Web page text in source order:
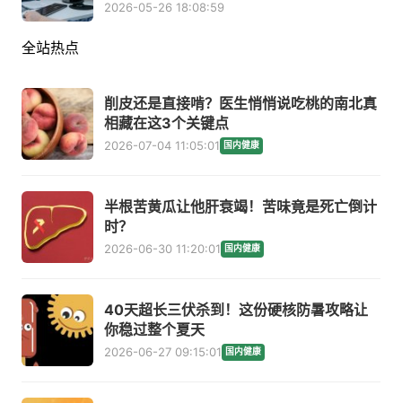
2026-05-26 18:08:59
全站热点
削皮还是直接啃？医生悄悄说吃桃的南北真
相藏在这3个关键点
2026-07-04 11:05:01 国内健康
半根苦黄瓜让他肝衰竭！苦味竟是死亡倒计
时？
2026-06-30 11:20:01 国内健康
40天超长三伏杀到！这份硬核防暑攻略让
你稳过整个夏天
2026-06-27 09:15:01 国内健康